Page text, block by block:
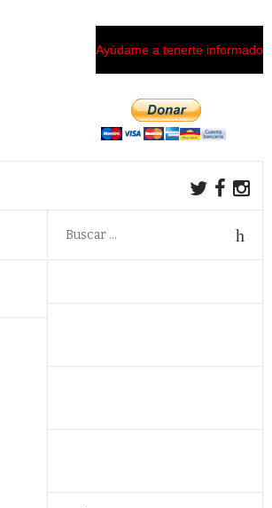
Ayúdame a tenerte informado